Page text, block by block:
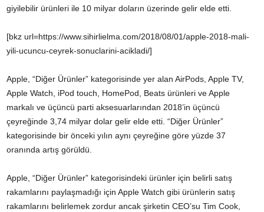
giyilebilir ürünleri ile 10 milyar doların üzerinde gelir elde etti.
[bkz url=https://www.sihirlielma.com/2018/08/01/apple-2018-mali-
yili-ucuncu-ceyrek-sonuclarini-acikladi/]
Apple, “Diğer Ürünler” kategorisinde yer alan AirPods, Apple TV,
Apple Watch, iPod touch, HomePod, Beats ürünleri ve Apple
markalı ve üçüncü parti aksesuarlarından 2018’in üçüncü
çeyreğinde 3,74 milyar dolar gelir elde etti. “Diğer Ürünler”
kategorisinde bir önceki yılın aynı çeyreğine göre yüzde 37
oranında artış görüldü.
Apple, “Diğer Ürünler” kategorisindeki ürünler için belirli satış
rakamlarını paylaşmadığı için Apple Watch gibi ürünlerin satış
rakamlarını belirlemek zordur ancak şirketin CEO’su Tim Cook,